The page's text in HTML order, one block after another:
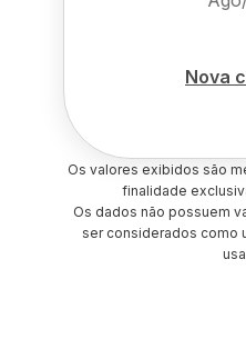
Nova
Os valores exibidos são
finalidade
Os dados não possuem
ser considerados como